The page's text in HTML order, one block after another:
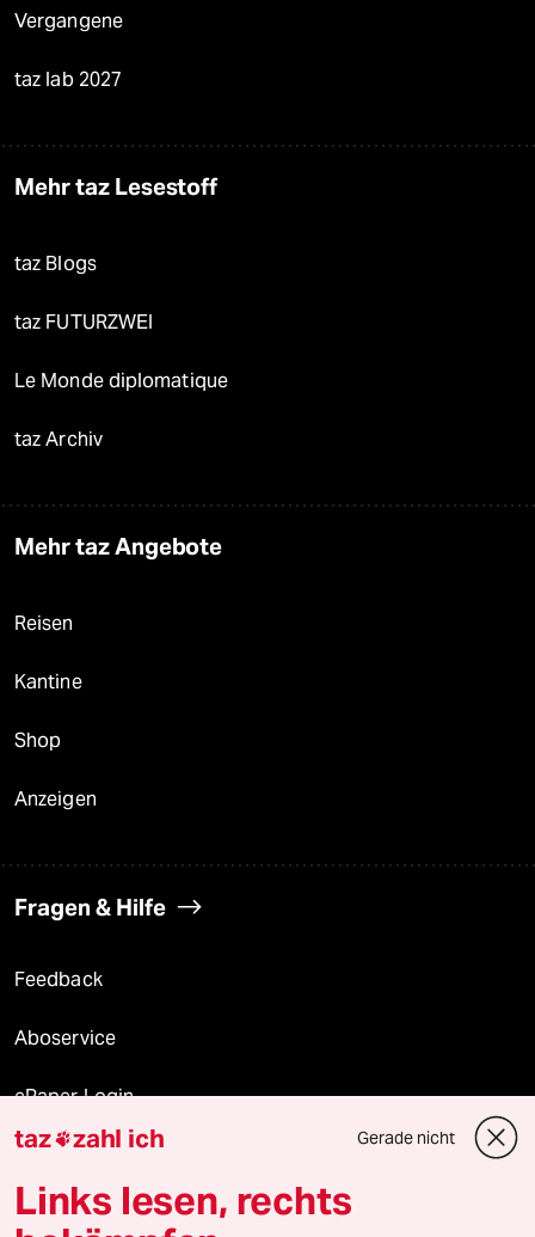
Vergangene
taz lab 2027
Mehr taz Lesestoff
taz Blogs
taz FUTURZWEI
Le Monde diplomatique
taz Archiv
Mehr taz Angebote
Reisen
Kantine
Shop
Anzeigen
Fragen & Hilfe
Feedback
Aboservice
ePaper Login
Downloads für Abonnierende
taz zahl ich Gerade nicht
Links lesen, rechts